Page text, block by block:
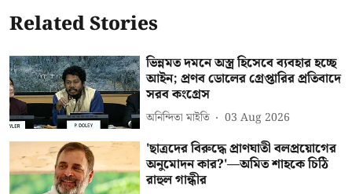
Related Stories
ভিন্নমত দমনে অস্ত্র হিসেবে ব্যবহার হচ্ছে
আইন; প্রণব ডোলের গ্রেপ্তারির প্রতিবাদে
সরব কংগ্রেস
অনিন্দিতা মাইতি 03 Aug 2026
'ছাত্রদের বিরুদ্ধে প্রাণঘাতী বলপ্রয়োগের
অনুমোদন কার?'—অমিত শাহকে চিঠি
রাহুল গান্ধীর